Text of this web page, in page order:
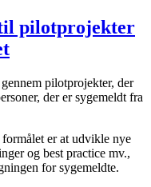
pilotprojekter
pilotprojekter, der
der er sygemeldt fra
er at udvikle nye
og best practice mv.,
for sygemeldte.